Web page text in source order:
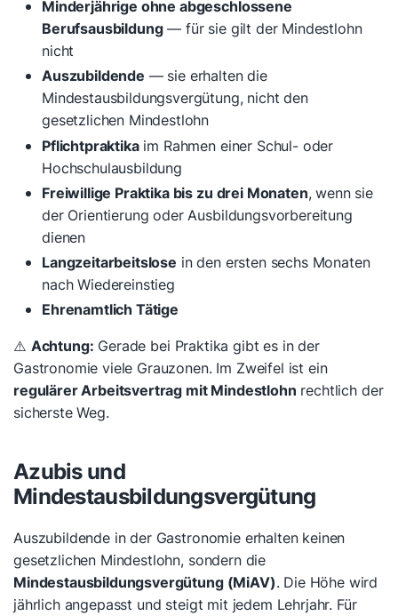
Minderjährige ohne abgeschlossene
Berufsausbildung— für sie gilt der Mindestlohn
nicht
Auszubildende — sie erhalten die
Mindestausbildungsvergütung, nicht den
gesetzlichen Mindestlohn
Pflichtpraktikaim Rahmen einer Schul- oder
Hochschulausbildung
Freiwillige Praktika bis zu drei Monaten, wenn sie
der Orientierung oder Ausbildungsvorbereitung
dienen
Langzeitarbeitslose in den ersten sechs Monaten
nach Wiedereinstieg
Ehrenamtlich Tätige
⚠️ Achtung: Gerade bei Praktika gibt es in der
Gastronomie viele Grauzonen. Im Zweifel ist ein
regulärer Arbeitsvertrag mit Mindestlohn rechtlich der
sicherste Weg.
Azubis und
Mindestausbildungsvergütung
Auszubildende in der Gastronomie erhalten keinen
gesetzlichen Mindestlohn, sondern die
Mindestausbildungsvergütung (MiAV). Die Höhe wird
jährlich angepasst und steigt mit jedem Lehrjahr. Für